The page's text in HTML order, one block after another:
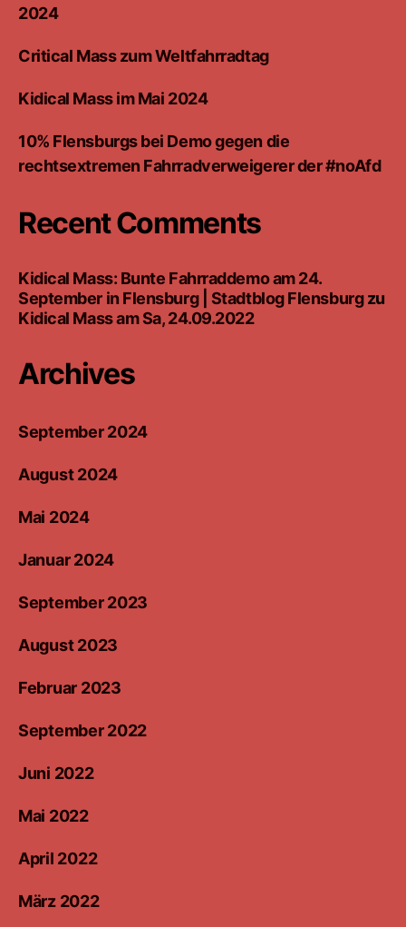
2024
Critical Mass zum Weltfahrradtag
Kidical Mass im Mai 2024
10% Flensburgs bei Demo gegen die
rechtsextremen Fahrradverweigerer der #noAfd
Recent Comments
Kidical Mass: Bunte Fahrraddemo am 24.
September in Flensburg | Stadtblog Flensburgzu
Kidical Mass am Sa, 24.09.2022
Archives
September 2024
August 2024
Mai 2024
Januar 2024
September 2023
August 2023
Februar 2023
September 2022
Juni 2022
Mai 2022
April 2022
März 2022